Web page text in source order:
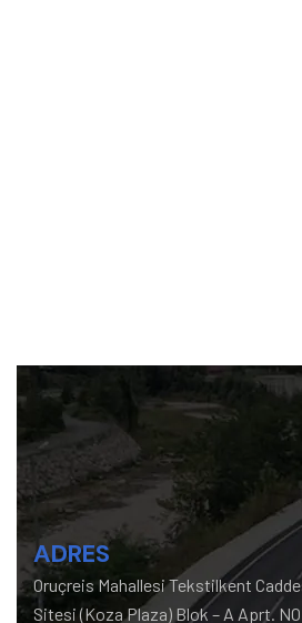
ADRES
Oruçreis Mahallesi Tekstilkent
Sitesi (Koza Plaza) Blok – A Aprt.